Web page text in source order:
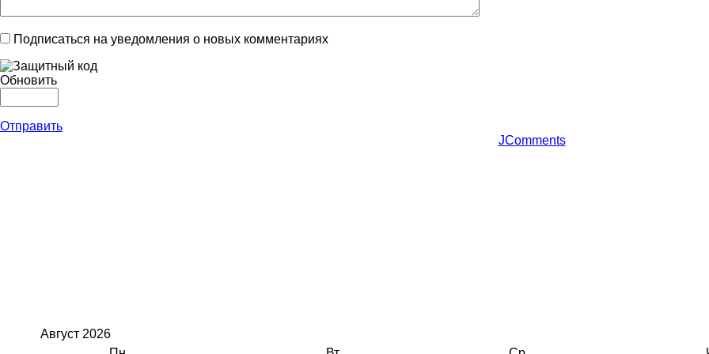
Подписаться на уведомления о новых комментариях
Обновить
Отправить
JComments
Август 2026